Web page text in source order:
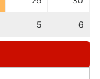
5 6